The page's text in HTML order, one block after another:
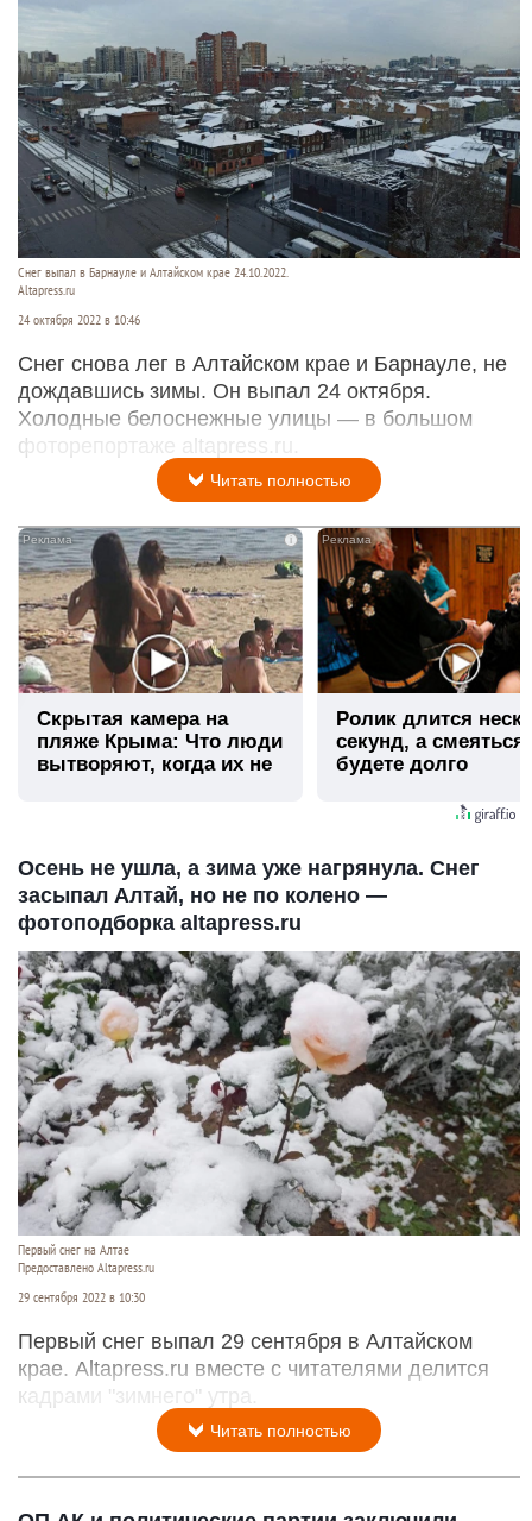
Снег выпал в Барнауле и Алтайском крае 24.10.2022.
Altapress.ru
24 октября 2022 в 10:46
Снег снова лег в Алтайском крае и Барнауле, не
дождавшись зимы. Он выпал 24 октября.
Холодные белоснежные улицы — в большом
фоторепортаже altapress.ru.
Читать полностью
i
Скрытая камера на
пляже Крыма: Что люди
вытворяют, когда их не
Ролик длится
секунд, а
будете долго
Осень не ушла, а зима уже нагрянула. Снег
засыпал Алтай, но не по колено —
фотоподборка altapress.ru
Первый снег на Алтае
Предоставлено Altapress.ru
29 сентября 2022 в 10:30
Первый снег выпал 29 сентября в Алтайском
крае. Altapress.ru вместе с читателями делится
кадрами "зимнего" утра.
Читать полностью